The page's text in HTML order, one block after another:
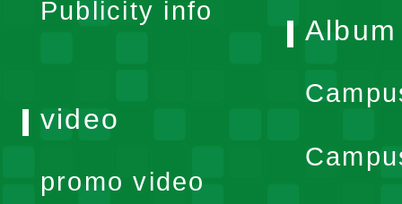
Publicity info
Album
video
promo video